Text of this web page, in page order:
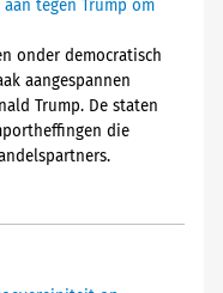
tegen Trump om
onder democratisch
aangespannen
Trump. De staten
die